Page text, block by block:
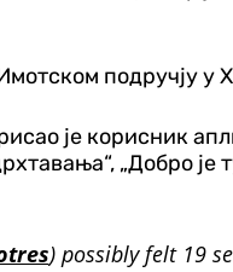
подручју
је корисник
„Добро
) possibly felt 19